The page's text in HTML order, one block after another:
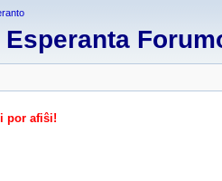
Esperanta
por afiŝi!